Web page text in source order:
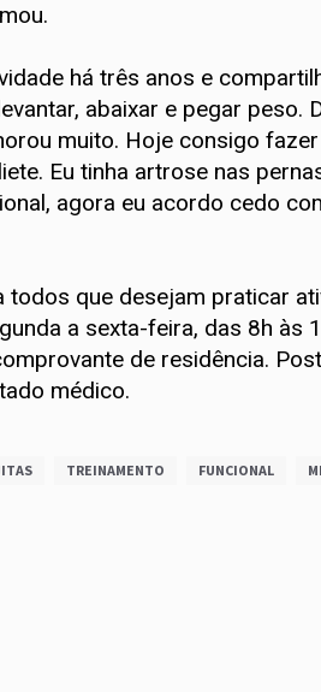
há três anos e
abaixar e pegar peso.
muito. Hoje consigo
Eu tinha artrose nas
agora eu acordo cedo
todos que desejam praticar
a sexta-feira, das 8h às
de residência.
médico.
TREINAMENTO FUNCIONAL